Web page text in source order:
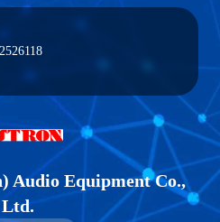
Audio Equipment Co.,
Ltd.